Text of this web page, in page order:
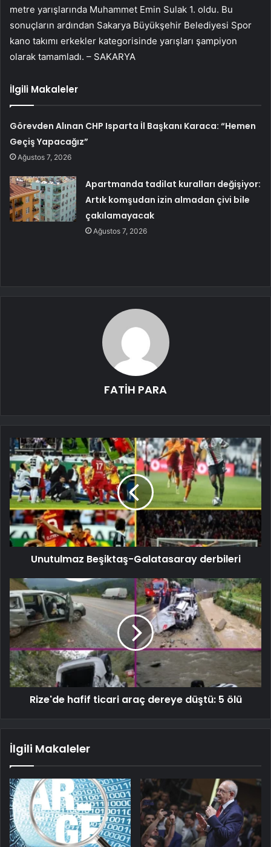
metre yarışlarında Muhammet Emin Sulak 1. oldu. Bu
sonuçların ardından Sakarya Büyükşehir Belediyesi Spor
kano takımı erkekler kategorisinde yarışları şampiyon
olarak tamamladı. – SAKARYA
İlgili Makaleler
Görevden Alınan CHP Isparta İl Başkanı Karaca: “Hemen
Geçiş Yapacağız”
Ağustos 7, 2026
Apartmanda tadilat kuralları değişiyor:
Artık komşudan izin almadan çivi bile
çakılamayacak
Ağustos 7, 2026
FATİH PARA
Unutulmaz Beşiktaş-Galatasaray derbileri
Rize'de hafif ticari araç dereye düştü: 5 ölü
İlgili Makaleler